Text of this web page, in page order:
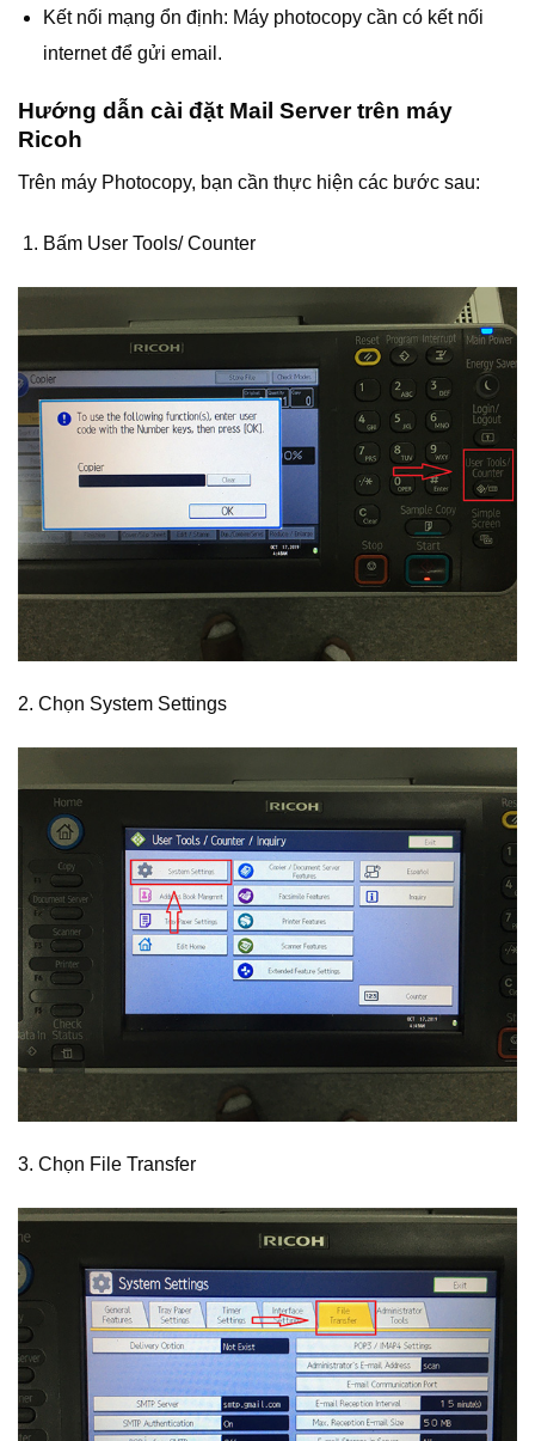
Kết nối mạng ổn định: Máy photocopy cần có kết nối
internet để gửi email.
Hướng dẫn cài đặt Mail Server trên máy
Ricoh
Trên máy Photocopy, bạn cần thực hiện các bước sau:
Bấm User Tools/ Counter
2. Chọn System Settings
3. Chọn File Transfer